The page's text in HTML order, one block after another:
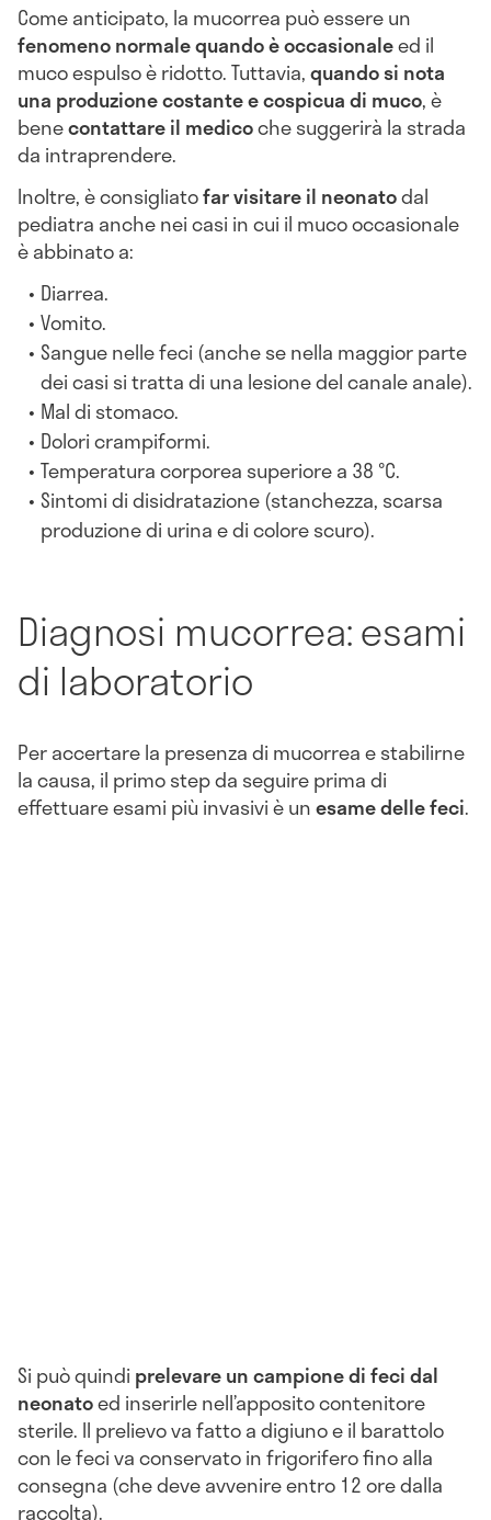
Come anticipato, la mucorrea può essere un
fenomeno normale quando è occasionaleed il
muco espulso è ridotto. Tuttavia,quando si nota
una produzione costante e cospicua di muco, è
benecontattare il medicoche suggerirà la strada
da intraprendere.
Inoltre, è consigliatofar visitare il neonatodal
pediatra anche nei casi in cui il muco occasionale
è abbinato a:
Diarrea.
Vomito.
Sangue nelle feci (anche se nella maggior parte
dei casi si tratta di una lesione del canale anale).
Mal di stomaco.
Dolori crampiformi.
Temperatura corporea superiore a 38 °C.
Sintomi di disidratazione (stanchezza, scarsa
produzione di urina e di colore scuro).
Diagnosi mucorrea: esami
di laboratorio
Per accertare la presenza di mucorrea e stabilirne
la causa, il primo step da seguire prima di
effettuare esami più invasivi è unesame delle feci.
Si può quindi prelevare un campione di feci dal
neonatoed inserirle nell’apposito contenitore
sterile. Il prelievo va fatto a digiuno e il barattolo
con le feci va conservato in frigorifero fino alla
consegna (che deve avvenire entro 12 ore dalla
raccolta).